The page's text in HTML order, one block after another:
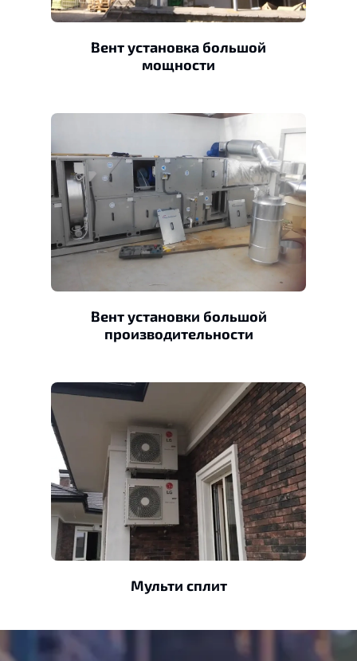
Вент установка большой
мощности
Вент установки большой
производительности
Мульти сплит